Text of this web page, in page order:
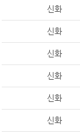
신화
신화
신화
신화
신화
신화